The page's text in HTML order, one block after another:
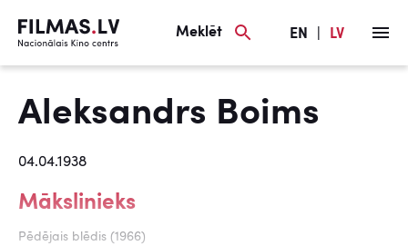
Meklēt EN LV
Aleksandrs Boims
04.04.1938
Mākslinieks
Pēdējais blēdis (1966)